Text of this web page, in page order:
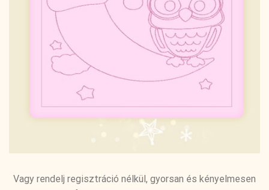
Vagy rendelj regisztráció nélkül, gyorsan és kényelmesen